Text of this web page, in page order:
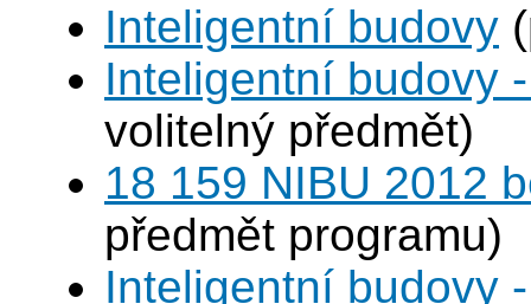
Inteligentní budovy
Inteligentní budovy
volitelný předmět)
18 159 NIBU 2012
předmět programu)
Inteligentní budovy